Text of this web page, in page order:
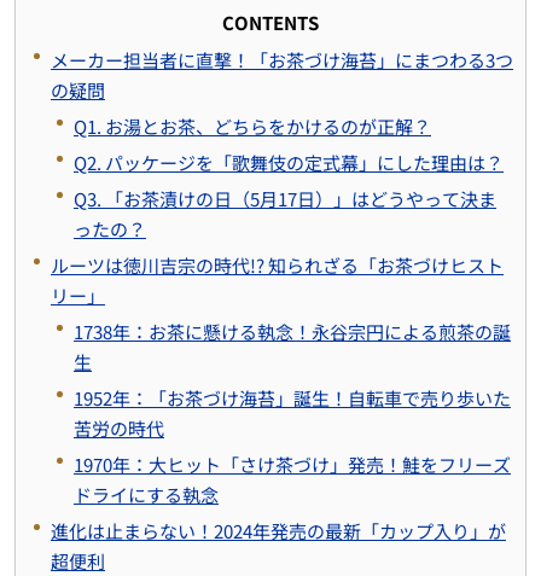
CONTENTS
メーカー担当者に直撃！「お茶づけ海苔」にまつわる3つ
の疑問
Q1. お湯とお茶、どちらをかけるのが正解？
Q2. パッケージを「歌舞伎の定式幕」にした理由は？
Q3. 「お茶漬けの日（5月17日）」はどうやって決ま
ったの？
ルーツは徳川吉宗の時代!? 知られざる「お茶づけヒスト
リー」
1738年：お茶に懸ける執念！永谷宗円による煎茶の誕
生
1952年：「お茶づけ海苔」誕生！自転車で売り歩いた
苦労の時代
1970年：大ヒット「さけ茶づけ」発売！鮭をフリーズ
ドライにする執念
進化は止まらない！2024年発売の最新「カップ入り」が
超便利